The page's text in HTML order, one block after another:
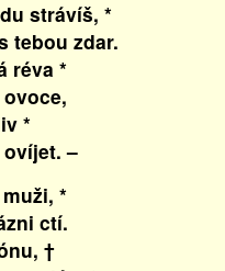
strávíš, *
zdar.
réva *
*
–
*
ctí.
†